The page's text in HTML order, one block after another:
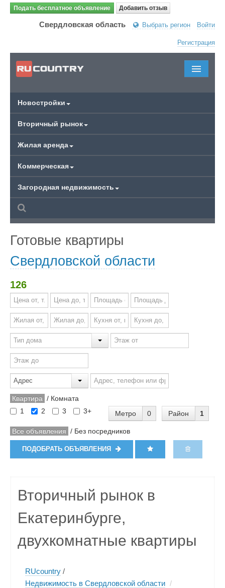
Подать бесплатное объявление Добавить отзыв
Свердловская область Выбрать регион Войти
Регистрация
Новостройки
Вторичный рынок
Жилая аренда
Коммерческая
Загородная недвижимость
Готовые квартиры
Свердловской области
126
Квартира / Комната
1
2 3 3+ Метро 0 Район 1
Все объявления / Без посредников
ПОДОБРАТЬ ОБЪЯВЛЕНИЯ
Вторичный рынок в
Екатеринбурге,
двухкомнатные квартиры
RUcountry /
Недвижимость в Свердловской области /